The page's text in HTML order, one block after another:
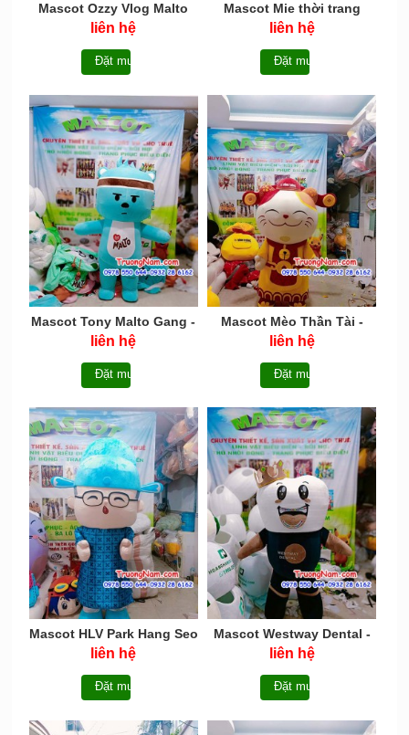
Mascot Ozzy Vlog Malto
Gang - MCHOI056
liên hệ
Đặt mua
Mascot Mie thời trang
Malto Gang - MCHOI55
liên hệ
Đặt mua
Mascot Tony Malto Gang -
MCHOI054
liên hệ
Đặt mua
Mascot Mèo Thần Tài -
MCHOI053
liên hệ
Đặt mua
Mascot HLV Park Hang Seo
mặc áo dài gấm -
liên hệ
Đặt mua
Mascot Westway Dental -
MASCOT răng Westway
liên hệ
Đặt mua